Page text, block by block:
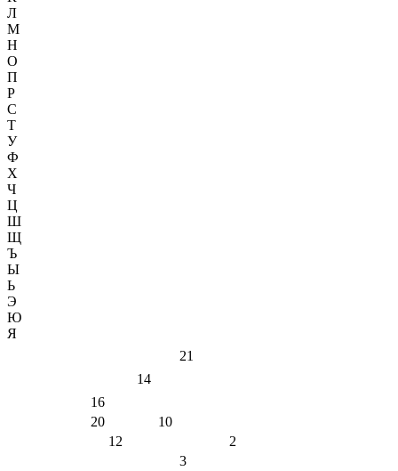
Л
М
Н
О
П
Р
С
Т
У
Ф
Х
Ч
Ц
Ш
Щ
Ъ
Ы
Ь
Э
Ю
Я
21
14
16
20
10
12
2
3